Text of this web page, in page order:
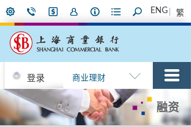
ENG 繁
登录 商业理财
融资